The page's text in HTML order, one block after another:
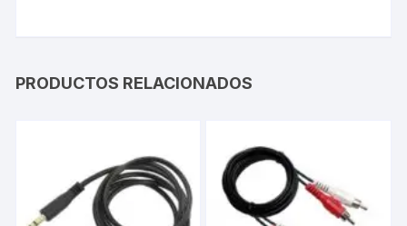
PRODUCTOS RELACIONADOS